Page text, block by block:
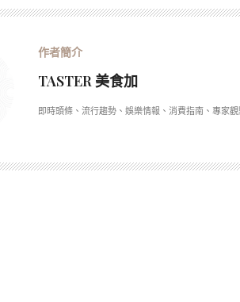
TASTER 美食加
即時頭條、流行趨勢、娛樂情報、消費指南、專家